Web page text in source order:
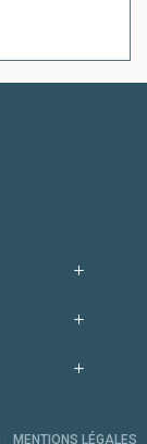
MENTIONS LÉGALES